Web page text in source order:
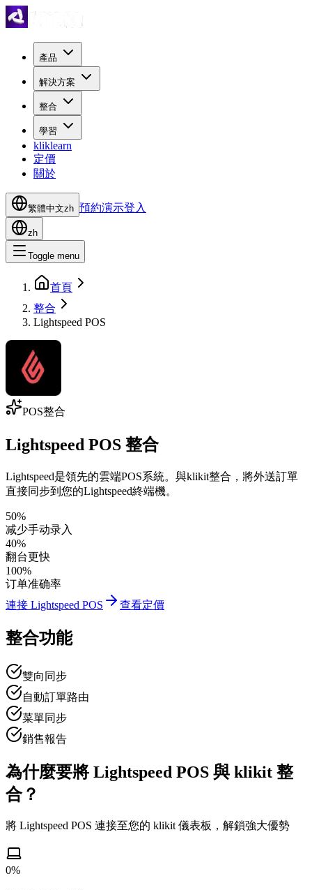
產品
解決方案
整合
學習
kliklearn
定價
關於
繁體中文zh 預約演示登入
zh
Toggle menu
首頁
整合
Lightspeed POS
POS整合
Lightspeed POS 整合
Lightspeed是領先的雲端POS系統。與klikit整合，將外送訂單
直接同步到您的Lightspeed終端機。
50%
减少手动录入
40%
翻台更快
100%
订单准确率
連接 Lightspeed POS
查看定價
整合功能
雙向同步
自動訂單路由
菜單同步
銷售報告
為什麼要將 Lightspeed POS 與 klikit 整
合？
將 Lightspeed POS 連接至您的 klikit 儀表板，解鎖強大優勢
0%